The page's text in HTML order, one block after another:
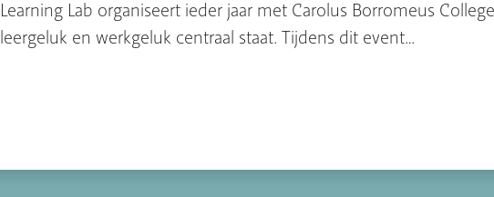
Learning Lab organiseert ieder jaar met Carolus Borromeus
leergeluk en werkgeluk centraal staat. Tijdens dit event…